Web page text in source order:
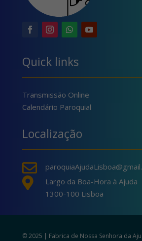
Quick links
Transmissão Online
Calendário Paroquial
Localização


Largo da Boa-Hora à Ajuda
1300-100 Lisboa
© 2025 | Fabrica de Nossa Senhora da